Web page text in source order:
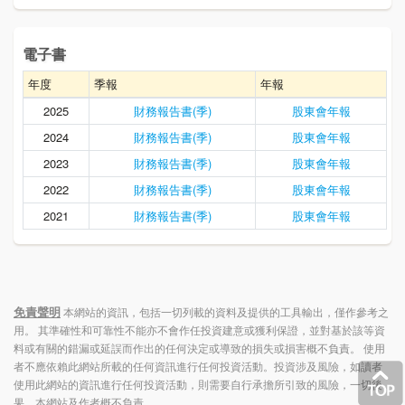
電子書
年度 季報
年報
2025
財務報告書(季)
股東會年報
2024
財務報告書(季)
股東會年報
2023
財務報告書(季)
股東會年報
2022
財務報告書(季)
股東會年報
2021
財務報告書(季) 股東會年報
免責聲明本網站的資訊，包括一切列載的資料及提供的工具輸出，僅作參考之
用。 其準確性和可靠性不能亦不會作任投資建意或獲利保證，並對基於該等資
料或有關的錯漏或延誤而作出的任何決定或導致的損失或損害概不負責。 使用
者不應依賴此網站所載的任何資訊進行任何投資活動。投資涉及風險，如讀者
使用此網站的資訊進行任何投資活動，則需要自行承擔所引致的風險，一切後
果，本網站及作者概不負責。